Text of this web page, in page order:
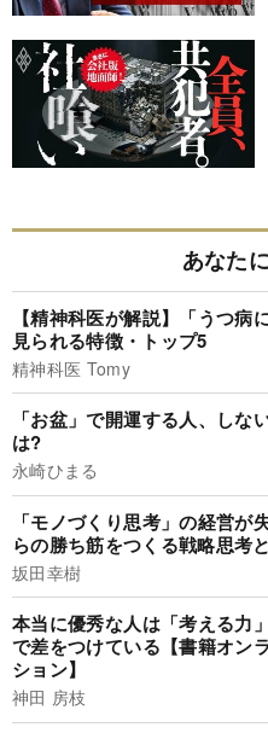
あなた
【精神科医が解説】「うつ病
見られる特徴・トップ5
精神科医 Tomy
「お盆」で開運する人、しな
は?
永崎ひまる
「モノづくり思考」の経営
らの勝ち筋をつくる戦略思考
坂田幸樹
本当に優秀な人は「考える力
で差をつけている【書籍オン
ション】
神田 房枝